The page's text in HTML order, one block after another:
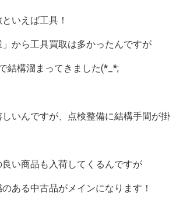
いえば工具！
」から工具買取は多かったんですが
結構溜まってきました(*_*;
いんですが、点検整備に結構手間が掛
い商品も入荷してくるんですが
ある中古品がメインになります！